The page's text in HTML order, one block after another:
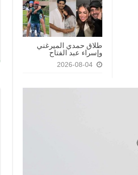
طلاق حمدي الميرغني
وإسراء عبد الفتاح
2026-08-04